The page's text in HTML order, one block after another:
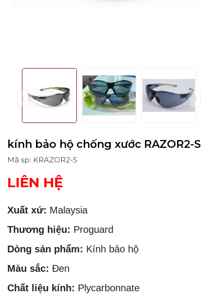
kính bảo hộ chống xước RAZOR2-S
Mã sp: KRAZOR2-S
LIÊN HỆ
Xuất xứ: Malaysia
Thương hiệu: Proguard
Dòng sản phẩm: Kính bảo hộ
Màu sắc: Đen
Chất liệu kính: Plycarbonnate